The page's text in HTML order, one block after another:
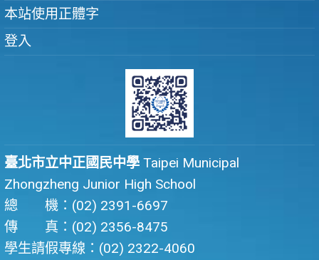
本站使用正體字
登入
臺北市立中正國民中學 Taipei Municipal
Zhongzheng Junior High School
總 機：(02) 2391-6697
傳 真：(02) 2356-8475
學生請假專線：(02) 2322-4060